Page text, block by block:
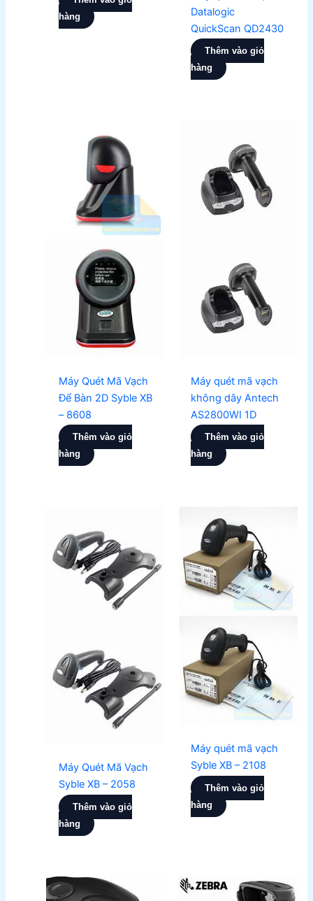
hàng
Datalogic
QuickScan QD2430
Thêm vào giỏ
hàng
Máy Quét Mã Vạch
Để Bàn 2D Syble XB
– 8608
Thêm vào giỏ
hàng
Máy quét mã vạch
không dây Antech
AS2800WI 1D
Thêm vào giỏ
hàng
Máy Quét Mã Vạch
Syble XB – 2058
Thêm vào giỏ
hàng
Máy quét mã vạch
Syble XB – 2108
Thêm vào giỏ
hàng